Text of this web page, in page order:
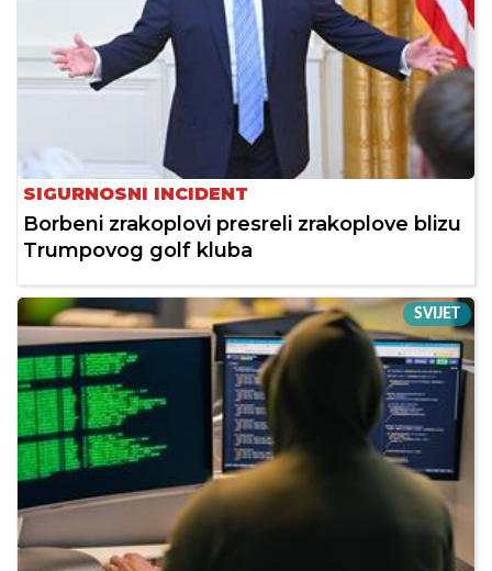
SIGURNOSNI INCIDENT
Borbeni zrakoplovi presreli zrakoplove blizu
Trumpovog golf kluba
SVIJET